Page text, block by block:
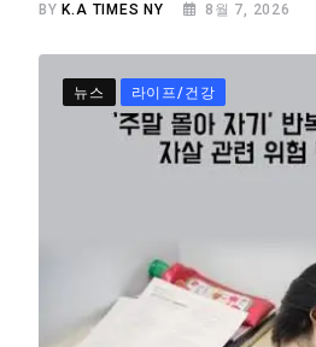
BY K.A TIMES NY 8월 7, 2026
뉴스 라이프/건강